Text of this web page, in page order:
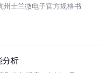
州士兰微电子官方规格书
分析